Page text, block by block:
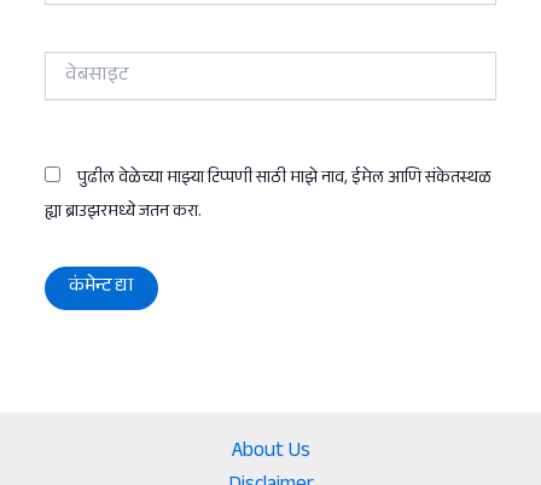
वेबसाइट
पुढील वेळेच्या माझ्या टिप्पणी साठी माझे नाव, ईमेल आणि संकेतस्थळ
ह्या ब्राउझरमध्ये जतन करा.
About Us